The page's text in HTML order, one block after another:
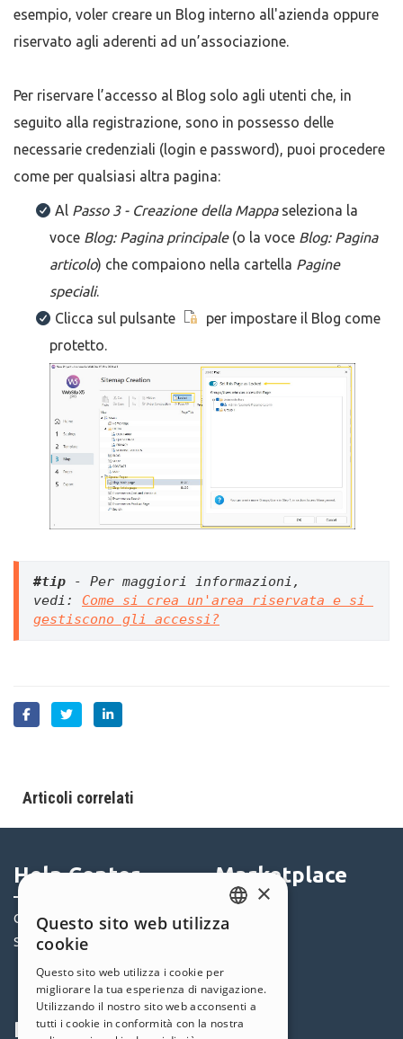
esempio, voler creare un Blog interno all'azienda oppure
riservato agli aderenti ad un’associazione.
Per riservare l’accesso al Blog solo agli utenti che, in
seguito alla registrazione, sono in possesso delle
necessarie credenziali (login e password), puoi procedere
come per qualsiasi altra pagina:
Al Passo 3 - Creazione della Mappaseleziona la
voce Blog: Pagina principale (o la voce Blog: Pagina
articolo) che compaiono nella cartella Pagine
speciali.
Clicca sul pulsante
per impostare il Blog come
protetto.
#tip - Per maggiori informazioni,
vedi: Come si crea un'area riservata e si
gestiscono gli accessi?
Articoli correlati
Help Center
Community
Siti Utenti
Marketplace
Templates
Offerte
Profilo Seguici
ENGLISH
GERMAN
SPANISH
×
Questo sito web utilizza
cookie
Questo sito web utilizza i cookie per
migliorare la tua esperienza di navigazione.
Utilizzando il nostro sito web acconsenti a
tutti i cookie in conformità con la nostra